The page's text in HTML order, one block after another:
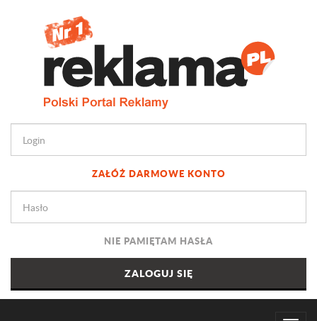
ZAŁÓŻ DARMOWE KONTO
NIE PAMIĘTAM HASŁA